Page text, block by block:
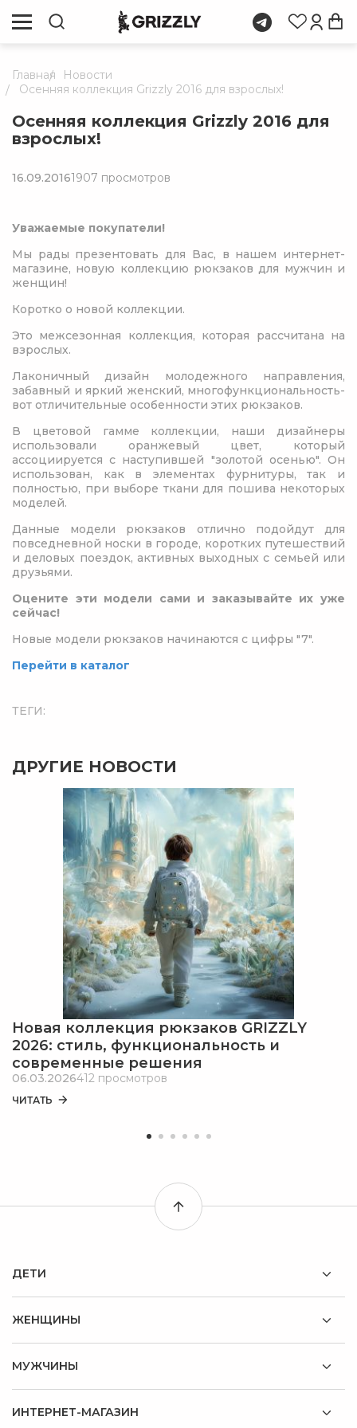
Главная
Новости
Осенняя коллекция Grizzly 2016 для взрослых!
Осенняя коллекция Grizzly 2016 для
взрослых!
16.09.20161907 просмотров
Уважаемые покупатели!
Мы рады презентовать для Вас, в нашем интернет-
магазине, новую коллекцию рюкзаков для мужчин и
женщин!
Коротко о новой коллекции.
Это межсезонная коллекция, которая рассчитана на
взрослых.
Лаконичный дизайн молодежного направления,
забавный и яркий женский, многофункциональность-
вот отличительные особенности этих рюкзаков.
В цветовой гамме коллекции, наши дизайнеры
использовали оранжевый цвет, который
ассоциируется с наступившей "золотой осенью". Он
использован, как в элементах фурнитуры, так и
полностью, при выборе ткани для пошива некоторых
моделей.
Данные модели рюкзаков отлично подойдут для
повседневной носки в городе, коротких путешествий
и деловых поездок, активных выходных с семьей или
друзьями.
Оцените эти модели сами и заказывайте их уже
сейчас!
Новые модели рюкзаков начинаются с цифры "7".
Перейти в каталог
ТЕГИ:
ДРУГИЕ НОВОСТИ
Новая коллекция рюкзаков GRIZZLY
2026: стиль, функциональность и
современные решения
06.03.2026412 просмотров
ЧИТАТЬ
ДЕТИ
ЖЕНЩИНЫ
МУЖЧИНЫ
ИНТЕРНЕТ-МАГАЗИН